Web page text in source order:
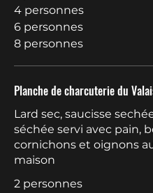
4 personnes
6 personnes
8 personnes
Planche de charcuterie du
Lard sec, saucisse
séchée servi avec pain,
cornichons et oignons
maison
2 personnes